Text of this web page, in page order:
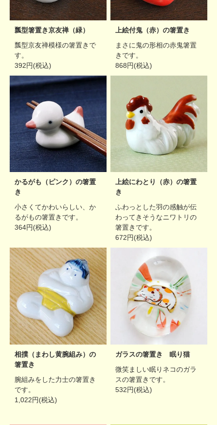
瓢型箸置き京友禅（緑）
瓢型京友禅模様の箸置きで
す。
392円(税込)
上絵付鬼（赤）の箸置き
まさに鬼の形相の赤鬼箸置
きです。
868円(税込)
かるがも（ピンク）の箸置
き
小さくてかわいらしい、か
るがもの箸置きです。
364円(税込)
上絵にわとり（赤）の箸置
き
ふわっとした羽の感触が伝
わってきそうなニワトリの
箸置きです。
672円(税込)
相撲（まわし黄腕組み）の
箸置き
腕組みをした力士の箸置き
です。
1,022円(税込)
ガラスの箸置き 眠り猫
微笑ましい眠りネコのガラ
スの箸置きです。
532円(税込)